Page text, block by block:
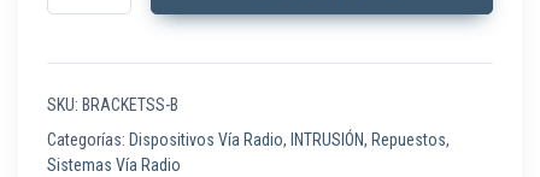
SKU: BRACKETSS-B
Categorías: Dispositivos Vía Radio, INTRUSIÓN, Repuestos,
Sistemas Vía Radio